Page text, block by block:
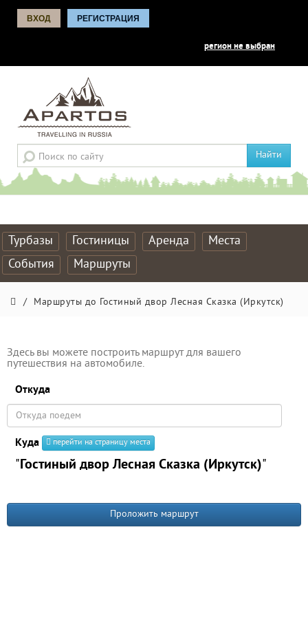
ВХОД РЕГИСТРАЦИЯ
регион не выбран
Найти
Турбазы Гостиницы Аренда
Места
События
Маршруты
/ Маршруты до Гостиный двор Лесная Сказка (Иркутск)
Здесь вы можете построить маршрут для вашего
путешествия на автомобиле.
Откуда
Куда перейти на страницу места
"Гостиный двор Лесная Сказка (Иркутск)"
Проложить маршрут